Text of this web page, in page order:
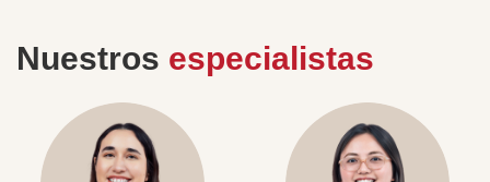
Nuestros especialistas